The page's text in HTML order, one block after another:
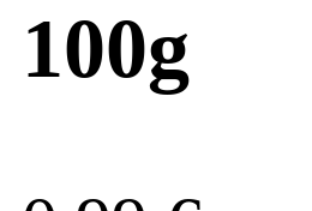
100g